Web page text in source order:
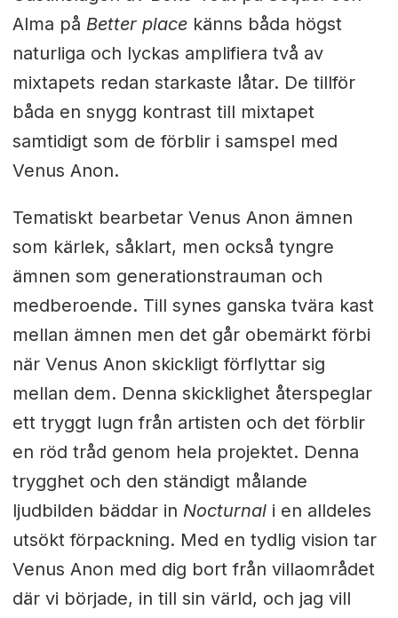
Alma på Better placekänns båda högst
naturliga och lyckas amplifiera två av
mixtapets redan starkaste låtar. De tillför
båda en snygg kontrast till mixtapet
samtidigt som de förblir i samspel med
Venus Anon.
Tematiskt bearbetar Venus Anon ämnen
som kärlek, såklart, men också tyngre
ämnen som generationstrauman och
medberoende. Till synes ganska tvära kast
mellan ämnen men det går obemärkt förbi
när Venus Anon skickligt förflyttar sig
mellan dem. Denna skicklighet återspeglar
ett tryggt lugn från artisten och det förblir
en röd tråd genom hela projektet. Denna
trygghet och den ständigt målande
ljudbilden bäddar in Nocturnal i en alldeles
utsökt förpackning. Med en tydlig vision tar
Venus Anon med dig bort från villaområdet
där vi började, in till sin värld, och jag vill